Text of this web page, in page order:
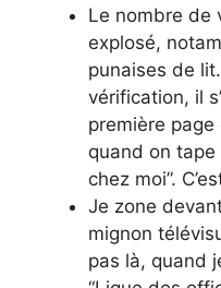
Le nombre de
explosé,
punaises de
vérification, il
première
quand on tape
chez moi”.
Je zone
mignon
pas là, quand